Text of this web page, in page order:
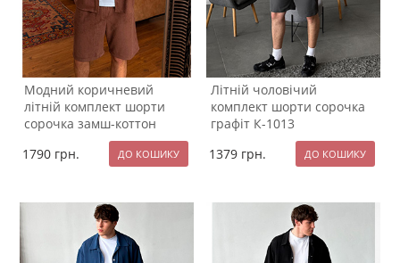
Модний коричневий
літній комплект шорти
сорочка замш-коттон
1790 грн.
Літній чоловічий
комплект шорти сорочка
графіт К-1013
1379 грн.